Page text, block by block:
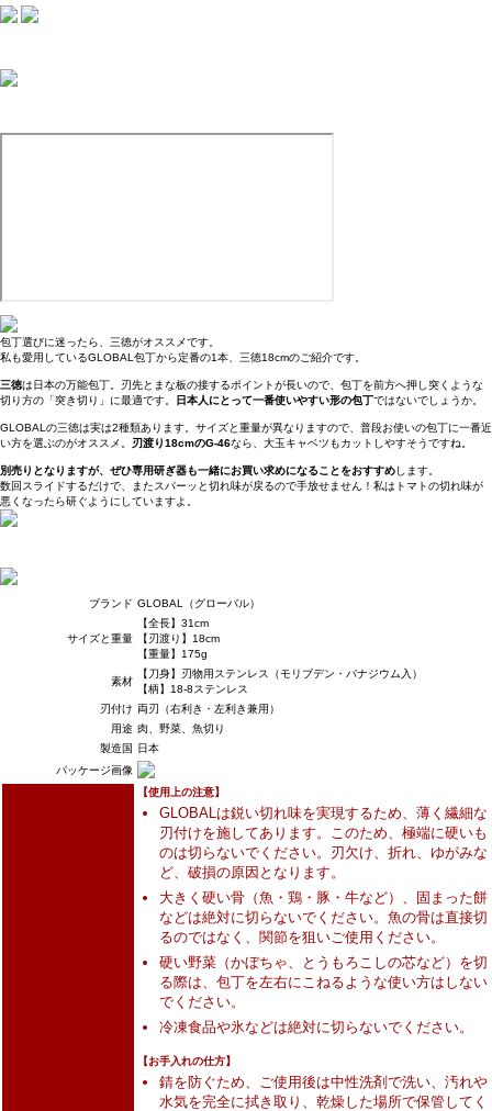
包丁選びに迷ったら、三徳がオススメです。
私も愛用しているGLOBAL包丁から定番の1本、三徳18cmのご紹介です。
三徳は日本の万能包丁。刃先とまな板の接するポイントが長いので、包丁を前方へ押し突くような
切り方の「突き切り」に最適です。
日本人にとって一番使いやすい形の包丁ではないでしょうか。
GLOBALの三徳は実は2種類あります。サイズと重量が異なりますので、普段お使いの包丁に一番近
い方を選ぶのがオススメ。 刃渡り18cmのG-46なら、大玉キャベツもカットしやすそうですね。
別売りとなりますが、ぜひ専用研ぎ器も一緒にお買い求めになることをおすすめします。
数回スライドするだけで、またスパーッと切れ味が戻るので手放せません！私はトマトの切れ味が
悪くなったら研ぐようにしていますよ。
ブランド GLOBAL（グローバル）
サイズと重量
【全長】31cm
【刃渡り】18cm
【重量】175g
素材
【刀身】刃物用ステンレス（モリブデン・バナジウム入）
【柄】18-8ステンレス
刃付け 両刃（右利き・左利き兼用）
用途 肉、野菜、魚切り
製造国
日本
パッケージ画像
【使用上の注意】
GLOBALは鋭い切れ味を実現するため、薄く繊細な
刃付けを施してあります。このため、極端に硬いも
のは切らないでください。刃欠け、折れ、ゆがみな
ど、破損の原因となります。
大きく硬い骨（魚・鶏・豚・牛など）、固まった餅
などは絶対に切らないでください。魚の骨は直接切
るのではなく、関節を狙いご使用ください。
硬い野菜（かぼちゃ、とうもろこしの芯など）を切
る際は、包丁を左右にこねるような使い方はしない
でください。
冷凍食品や氷などは絶対に切らないでください。
【お手入れの仕方】
錆を防ぐため、ご使用後は中性洗剤で洗い、汚れや
水気を完全に拭き取り、乾燥した場所で保管してく